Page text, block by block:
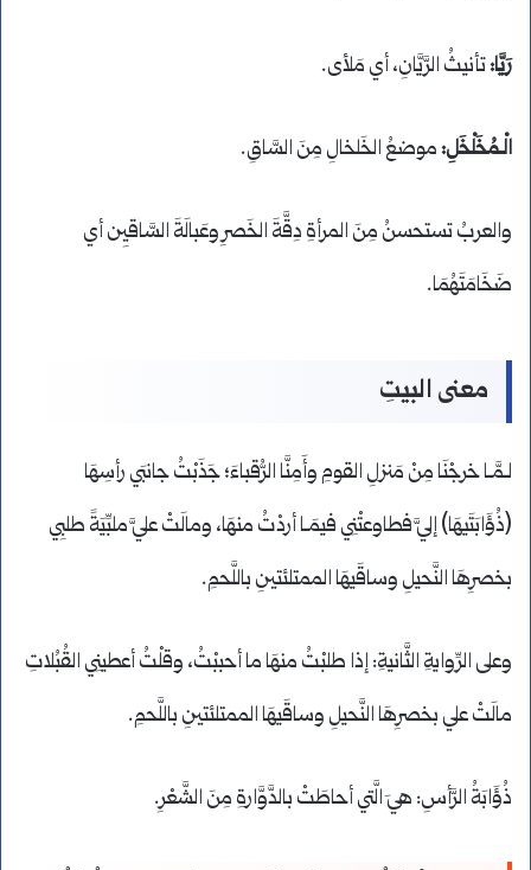
رَيَّا:تأنيثُ الرَّيَّانِ، أي مَلأى.
الْـمُخَلْخَلِ:موضعُ الخَلخالِ مِنَ السَّاقِ.
والعربُ تستحسنُ مِنَ المرأةِ دِقَّةَ الخَصرِ وعَبالَةَ السَّاقيِن أي
ضَخَامَتَهُمَا.
معنى البيتِ
لـمَّـا خرجْنَا مِنْ مَنزلِ القومِ وأَمِنَّا الرُّقباءَ؛ جَذَبْتُ جانبَي رأسِهَا
(ذُؤَابَتَيهَا) إليَّ فطاوعتْنِي فيمَـا أردْتُ منهَا، ومالَتْ عليَّ ملبِّيَةً طلبِي
بخصرِهَا النَّحيلِ وساقَيهَا الممتلئتينِ باللَّحمِ.
وعلى الرِّوايةِ الثَّانيةِ: إذا طلبْتُ منهَا ما أحببْتُ، وقلْتُ أعطينِي القُبُلاتِ
مالَتْ علي بخصرِهَا النَّحيلِ وساقَيهَا الممتلئتينِ باللَّحمِ.
ذُؤَابَةُ الرَّأسِ: هيَ الَّتي أحاطَتْ بالدَّوَّارةِ مِنَ الشَّعْرِ.